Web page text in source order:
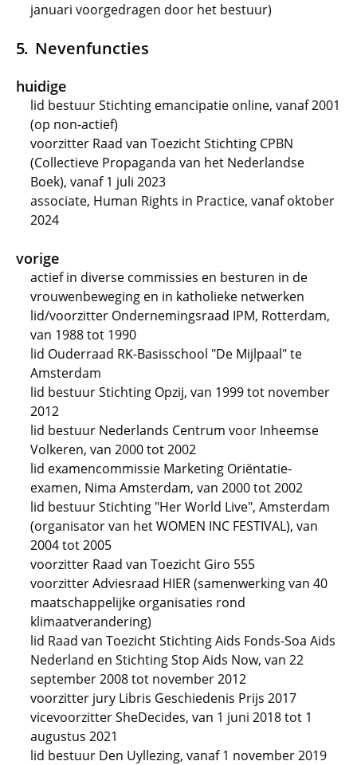
januari voorgedragen door het bestuur)
Nevenfuncties
huidige
lid bestuur Stichting emancipatie online, vanaf 2001
(op non-actief)
voorzitter Raad van Toezicht Stichting CPBN
(Collectieve Propaganda van het Nederlandse
Boek), vanaf 1 juli 2023
associate, Human Rights in Practice, vanaf oktober
2024
vorige
actief in diverse commissies en besturen in de
vrouwenbeweging en in katholieke netwerken
lid/voorzitter Ondernemingsraad IPM, Rotterdam,
van 1988 tot 1990
lid Ouderraad RK-Basisschool "De Mijlpaal" te
Amsterdam
lid bestuur Stichting Opzij, van 1999 tot november
2012
lid bestuur Nederlands Centrum voor Inheemse
Volkeren, van 2000 tot 2002
lid examencommissie Marketing Oriëntatie-
examen, Nima Amsterdam, van 2000 tot 2002
lid bestuur Stichting "Her World Live", Amsterdam
(organisator van het WOMEN INC FESTIVAL), van
2004 tot 2005
voorzitter Raad van Toezicht Giro 555
voorzitter Adviesraad HIER (samenwerking van 40
maatschappelijke organisaties rond
klimaatverandering)
lid Raad van Toezicht Stichting Aids Fonds-Soa Aids
Nederland en Stichting Stop Aids Now, van 22
september 2008 tot november 2012
voorzitter jury Libris Geschiedenis Prijs 2017
vicevoorzitter SheDecides, van 1 juni 2018 tot 1
augustus 2021
lid bestuur Den Uyllezing, vanaf 1 november 2019